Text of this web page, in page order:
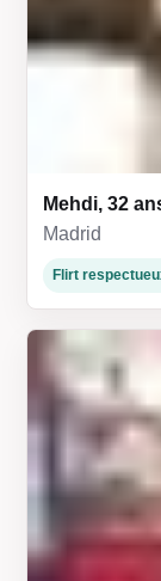
Mehdi, 32
Madrid
Flirt